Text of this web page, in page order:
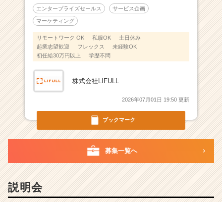
む！
証
プ
イ
上
ャ
ー・
業
ブックマーク
エンタープライズセールス サービス企画
マーケティング
リモートワーク OK 私服OK
土日休み
起業志望歓迎
フレックス
未経験OK
初任給30万円以上
学歴不問
株式会社LIFULL
2026年07月01日 19:50 更新
募集一覧へ
説明会